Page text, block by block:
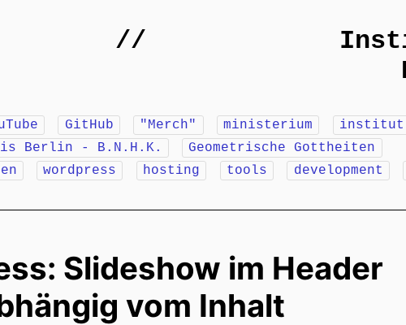
//
GitHub "Merch" ministerium institut
Berlin - B.N.H.K.
Geometrische Gottheiten
wordpress hosting tools development
Slideshow im Header
vom Inhalt